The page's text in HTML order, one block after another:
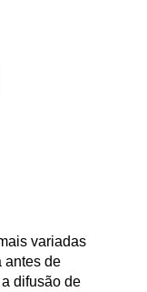
variadas
antes de
difusão de